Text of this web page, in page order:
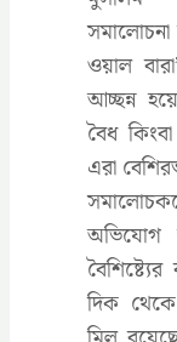
ওয়াল
আচ্ছন্ন
বৈধ
এরা
অভিযোগ
দিক